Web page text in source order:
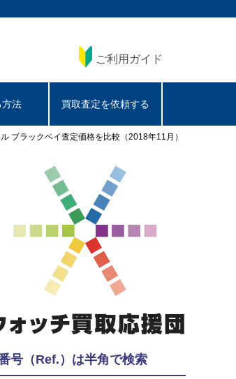
ご利用ガイド
方法 買取査定を依頼する
ブラックベイ査定価格を比較（2018年11月）
号（Ref.）は半角で検索